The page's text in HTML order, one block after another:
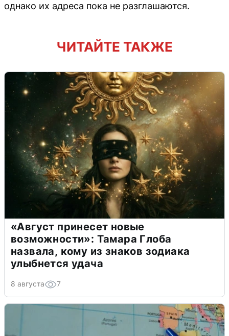
однако их адреса пока не разглашаются.
ЧИТАЙТЕ ТАКЖЕ
«Август принесет новые
возможности»: Тамара Глоба
назвала, кому из знаков зодиака
улыбнется удача
8 августа 7